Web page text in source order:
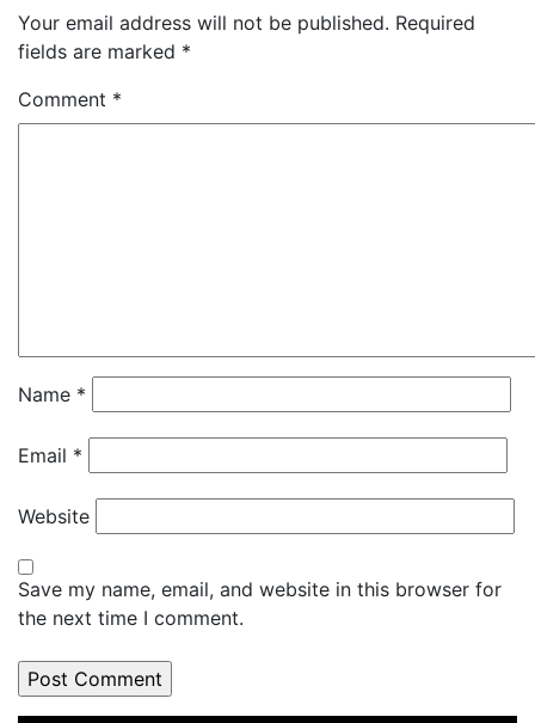
Your email address will not be published. Required
fields are marked *
Comment *
Name *
Email *
Website
Save my name, email, and website in this browser for
the next time I comment.